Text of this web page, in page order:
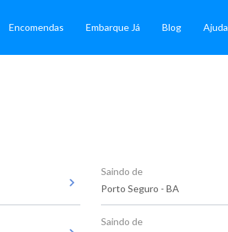
Encomendas Embarque Já Blog Ajuda
Saindo de
Porto Seguro - BA
Saindo de